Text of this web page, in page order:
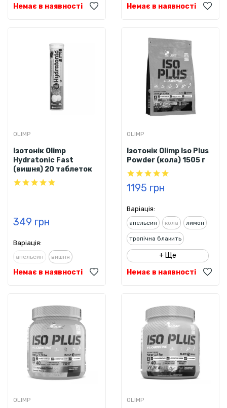
Немає в наявності Немає в наявності
OLIMP
Ізотонік Olimp
Hydratonic Fast
(вишня) 20 таблеток
349 грн
Варіація:
апельсин вишня
Немає в наявності
OLIMP
Ізотонік Olimp Iso Plus
Powder (кола) 1505 г
1195 грн
Варіація:
апельсин кола лимон
тропічна блакить
+ Ще
Немає в наявності
OLIMP OLIMP